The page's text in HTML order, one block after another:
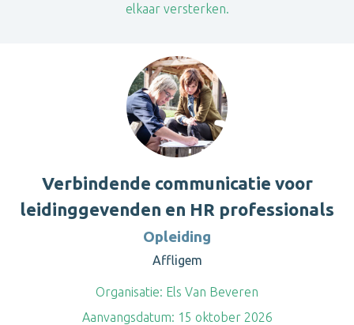
elkaar versterken.
Verbindende communicatie voor
leidinggevenden en HR professionals
Opleiding
Affligem
Organisatie: Els Van Beveren
Aanvangsdatum: 15 oktober 2026